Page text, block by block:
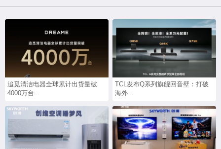
追觅清洁电器全球累计出货量破
4000万台...
TCL发布Q系列旗舰回音壁：打破
海外...